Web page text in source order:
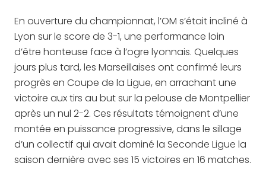
En ouverture du championnat, l’OM s’était incliné à
Lyon sur le score de 3-1, une performance loin
d’être honteuse face à l’ogre lyonnais. Quelques
jours plus tard, les Marseillaises ont confirmé leurs
progrès en Coupe de la Ligue, en arrachant une
victoire aux tirs au but sur la pelouse de Montpellier
après un nul 2-2. Ces résultats témoignent d’une
montée en puissance progressive, dans le sillage
d’un collectif qui avait dominé la Seconde Ligue la
saison dernière avec ses 15 victoires en 16 matches.